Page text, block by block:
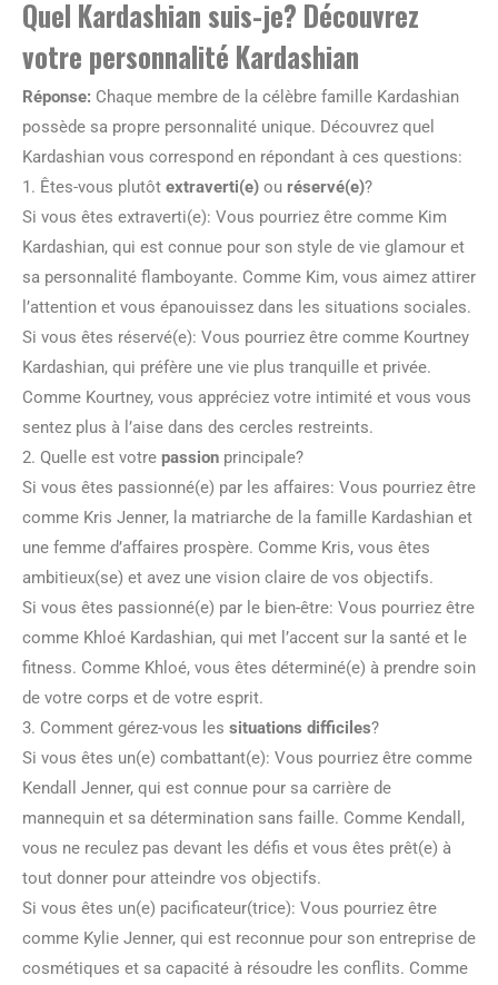
Quel Kardashian suis-je? Découvrez
votre personnalité Kardashian
Réponse: Chaque membre de la célèbre famille Kardashian
possède sa propre personnalité unique. Découvrez quel
Kardashian vous correspond en répondant à ces questions:
1. Êtes-vous plutôt extraverti(e) ou réservé(e)?
Si vous êtes extraverti(e): Vous pourriez être comme Kim
Kardashian, qui est connue pour son style de vie glamour et
sa personnalité flamboyante. Comme Kim, vous aimez attirer
l’attention et vous épanouissez dans les situations sociales.
Si vous êtes réservé(e): Vous pourriez être comme Kourtney
Kardashian, qui préfère une vie plus tranquille et privée.
Comme Kourtney, vous appréciez votre intimité et vous vous
sentez plus à l’aise dans des cercles restreints.
2. Quelle est votre passion principale?
Si vous êtes passionné(e) par les affaires: Vous pourriez être
comme Kris Jenner, la matriarche de la famille Kardashian et
une femme d’affaires prospère. Comme Kris, vous êtes
ambitieux(se) et avez une vision claire de vos objectifs.
Si vous êtes passionné(e) par le bien-être: Vous pourriez être
comme Khloé Kardashian, qui met l’accent sur la santé et le
fitness. Comme Khloé, vous êtes déterminé(e) à prendre soin
de votre corps et de votre esprit.
3. Comment gérez-vous les situations difficiles?
Si vous êtes un(e) combattant(e): Vous pourriez être comme
Kendall Jenner, qui est connue pour sa carrière de
mannequin et sa détermination sans faille. Comme Kendall,
vous ne reculez pas devant les défis et vous êtes prêt(e) à
tout donner pour atteindre vos objectifs.
Si vous êtes un(e) pacificateur(trice): Vous pourriez être
comme Kylie Jenner, qui est reconnue pour son entreprise de
cosmétiques et sa capacité à résoudre les conflits. Comme